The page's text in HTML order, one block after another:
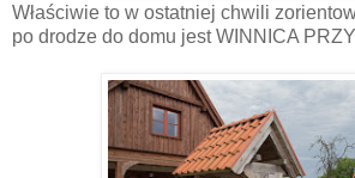
Właściwie to w ostatniej chwili
po drodze do domu jest WINNICA